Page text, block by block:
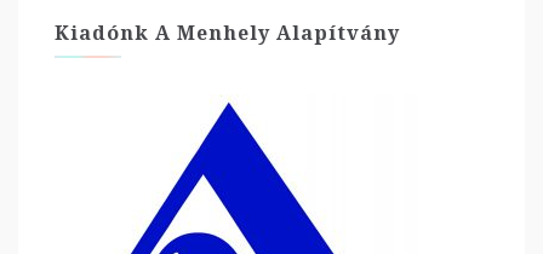
Kiadónk A Menhely Alapítvány